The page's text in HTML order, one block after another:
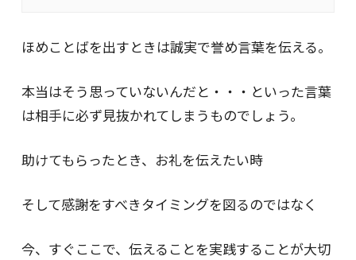
ほめことばを出すときは誠実で誉め言葉を伝える。
本当はそう思っていないんだと・・・といった言葉
は相手に必ず見抜かれてしまうものでしょう。
助けてもらったとき、お礼を伝えたい時
そして感謝をすべきタイミングを図るのではなく
今、すぐここで、伝えることを実践することが大切